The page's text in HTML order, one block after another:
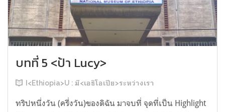
บทที่ 5 <ป้า Lucy>
I<Ethiopia>U : มี<เอธิโอเปีย>ระหว่างเรา
ทริปหนึ่งวัน (ครึ่งวัน)ของดิฉัน มาจบที่ จุดที่เป็น Highlight